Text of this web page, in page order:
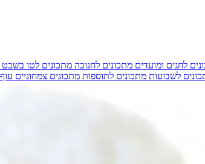
לחגים ומועדים מתכונים לחנוכה מתכונים לטו בשבט
לשבועות מתכונים לתוספות מתכונים צמחוניים